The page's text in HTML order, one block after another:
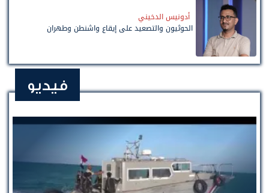
أدونيس الدخيني
الحوثيون والتصعيد على إيقاع واشنطن وطهران
فيديو